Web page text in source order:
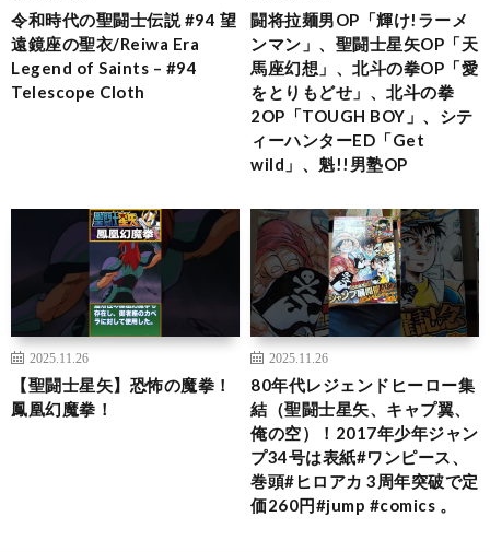
令和時代の聖闘士伝説 #94 望
遠鏡座の聖衣/Reiwa Era
Legend of Saints – #94
Telescope Cloth
闘将拉麺男OP「輝け!ラーメ
ンマン」、聖闘士星矢OP「天
馬座幻想」、北斗の拳OP「愛
をとりもどせ」、北斗の拳
2OP「TOUGH BOY」、シテ
ィーハンターED「Get
wild」、魁!!男塾OP
2025.11.26
【聖闘士星矢】恐怖の魔拳！
鳳凰幻魔拳！
2025.11.26
80年代レジェンドヒーロー集
結（聖闘士星矢、キャプ翼、
俺の空）！2017年少年ジャン
プ34号は表紙#ワンピース、
巻頭#ヒロアカ 3周年突破で定
価260円#jump #comics 。